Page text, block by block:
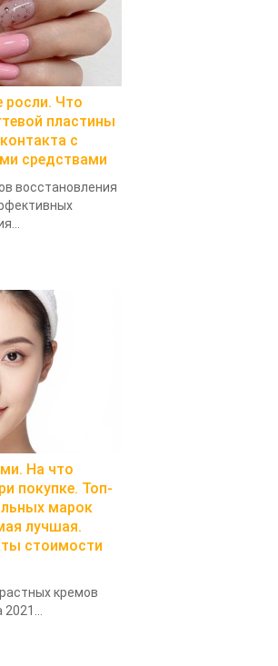
росли. Что
пластины
с
средствами
восстановления
На что
покупке. Топ-
марок
лучшая.
стоимости
кремов